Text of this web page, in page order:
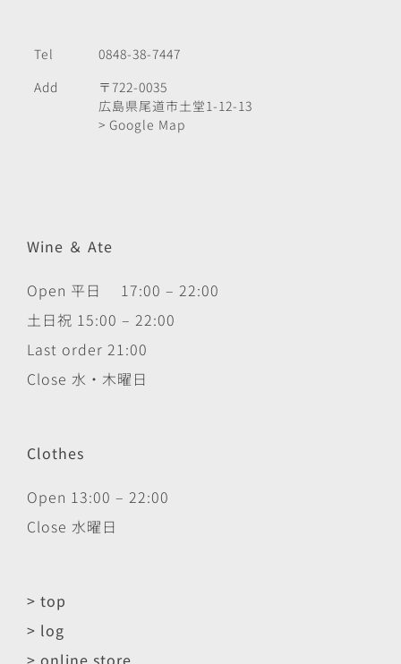
Tel
0848-38-7447
Add
〒722-0035
広島県尾道市土堂1-12-13
> Google Map
Wine ＆ Ate
Open 平日 17:00 – 22:00
土日祝 15:00 – 22:00
Last order 21:00
Close 水・木曜日
Clothes
Open 13:00 – 22:00
Close 水曜日
> top
> log
> online store